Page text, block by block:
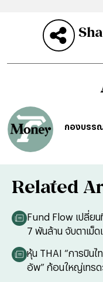
กองบรร
Related
Fund Flow เปลี่ยน
7 พันล้าน จับตาเม็
หุ้น THAI “การบิน
อัพ” ก้อนใหญ่เทร